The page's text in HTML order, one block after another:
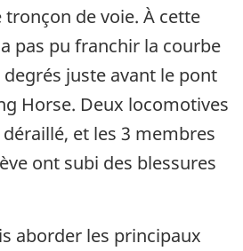
de voie. À cette
pas pu franchir la courbe
juste avant le pont
Horse. Deux locomotives
et les 3 membres
ont subi des blessures
aborder les principaux